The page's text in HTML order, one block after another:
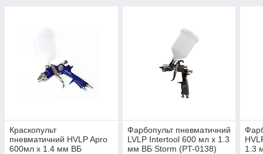
Краскопульт
пневматичний HVLP Apro
600мл x 1.4 мм ВБ
Фарбопульт пневматичний
LVLP Intertool 600 мл x 1.3
мм ВБ Storm (PT-0138)
1.3